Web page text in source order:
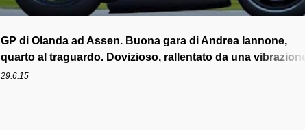
GP di Olanda ad Assen. Buona gara di Andrea Iannone,
quarto al traguardo. Dovizioso, rallentato da una vibrazione,
termina dodicesimo.
29.6.15